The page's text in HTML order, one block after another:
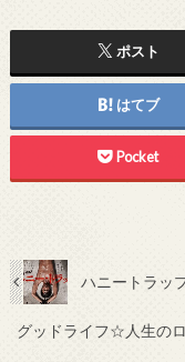
ポスト
はてブ
Pocket
ハニートラッ
グッドライフ☆人生の